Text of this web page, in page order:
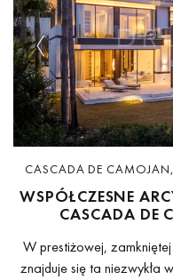
Previous
CASCADA DE
WSPÓŁCZESNE
CASCADA DE
W prestiżowej,
znajduje się ta niezwykła